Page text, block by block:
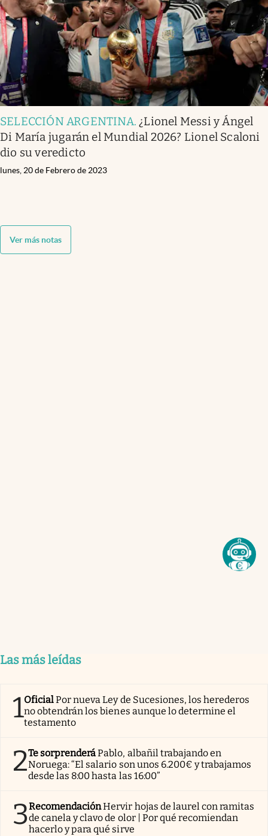
SELECCIÓN ARGENTINA. ¿Lionel Messi y Ángel
Di María jugarán el Mundial 2026? Lionel Scaloni
dio su veredicto
lunes, 20 de Febrero de 2023
Ver más notas
Las más leídas
1OficialPor nueva Ley de Sucesiones, los herederos
no obtendrán los bienes aunque lo determine el
testamento
2Te sorprenderáPablo, albañil trabajando en
Noruega: “El salario son unos 6.200€ y trabajamos
desde las 8:00 hasta las 16:00”
3RecomendaciónHervir hojas de laurel con ramitas
de canela y clavo de olor | Por qué recomiendan
hacerlo y para qué sirve